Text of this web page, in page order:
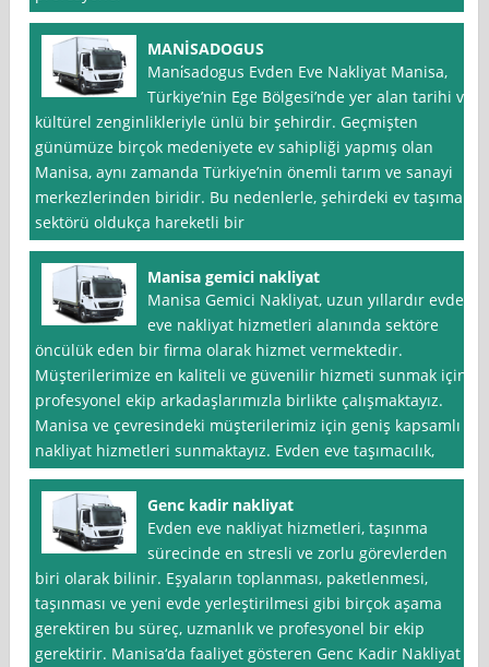
MANİSADOGUS
Mani̇sadogus Evden Eve Nakliyat Manisa,
Türkiye’nin Ege Bölgesi’nde yer alan tarihi ve
kültürel zenginlikleriyle ünlü bir şehirdir. Geçmişten
günümüze birçok medeniyete ev sahipliği yapmış olan
Manisa, aynı zamanda Türkiye’nin önemli tarım ve sanayi
merkezlerinden biridir. Bu nedenlerle, şehirdeki ev taşıma
sektörü oldukça hareketli bir
Manisa gemici nakliyat
Manisa Gemici Nakliyat, uzun yıllardır evden
eve nakliyat hizmetleri alanında sektöre
öncülük eden bir firma olarak hizmet vermektedir.
Müşterilerimize en kaliteli ve güvenilir hizmeti sunmak için
profesyonel ekip arkadaşlarımızla birlikte çalışmaktayız.
Manisa ve çevresindeki müşterilerimiz için geniş kapsamlı
nakliyat hizmetleri sunmaktayız. Evden eve taşımacılık,
Genc kadir nakliyat
Evden eve nakliyat hizmetleri, taşınma
sürecinde en stresli ve zorlu görevlerden
biri olarak bilinir. Eşyaların toplanması, paketlenmesi,
taşınması ve yeni evde yerleştirilmesi gibi birçok aşama
gerektiren bu süreç, uzmanlık ve profesyonel bir ekip
gerektirir. Manisa‘da faaliyet gösteren Genc Kadir Nakliyat